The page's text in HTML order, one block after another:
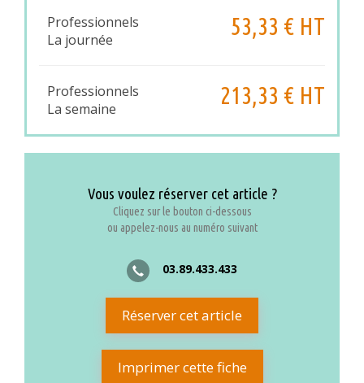
Professionnels
La journée
53,33 € HT
Professionnels
La semaine
213,33 € HT
Vous voulez réserver cet article ?
Cliquez sur le bouton ci-dessous
ou appelez-nous au numéro suivant
03.89.433.433
Réserver cet article
Imprimer cette fiche